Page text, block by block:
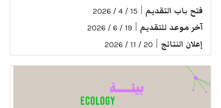
فتح باب التقديم 15 / 4 / 2026
آخر موعد للتقديم 19 / 6 / 2026
إعلان النتائج 20 / 11 / 2026